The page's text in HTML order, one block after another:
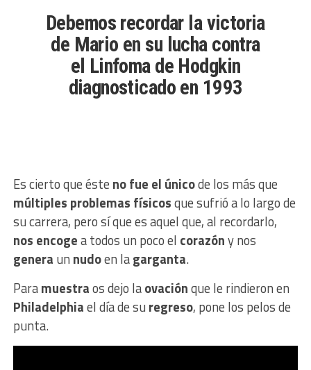
Debemos recordar la victoria
de Mario en su lucha contra
el Linfoma de Hodgkin
diagnosticado en 1993
Es cierto que éste no fue el únicode los más que
múltiples problemas físicosque sufrió a lo largo de
su carrera, pero sí que es aquel que, al recordarlo,
nos encogea todos un poco el corazóny nos
genera un nudoen lagarganta.
Paramuestraos dejo laovaciónque le rindieron en
Philadelphiael día de su regreso, pone los pelos de
punta.